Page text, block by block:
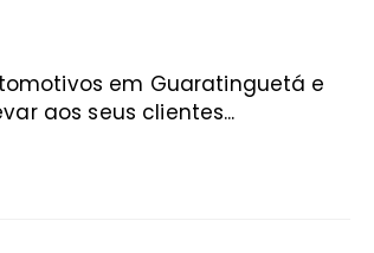
em Guaratinguetá e
aos seus clientes...